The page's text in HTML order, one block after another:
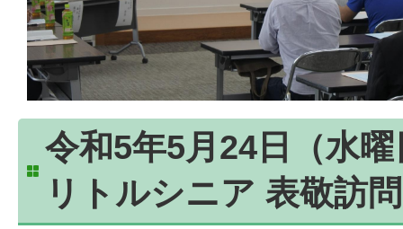
令和5年5月24日（水
リトルシニア 表敬訪問